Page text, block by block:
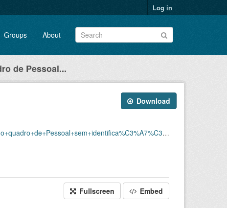
Log in
Groups About
de Pessoal...
Download
Dados_sem_ID_Pessoal_em_atividade_202401.xlsx
Fullscreen Embed